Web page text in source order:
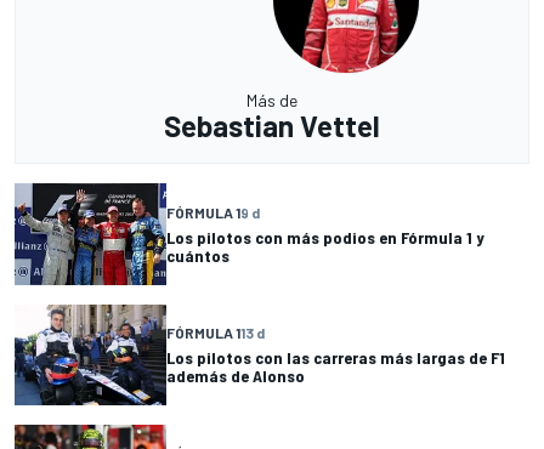
Más de
Sebastian Vettel
FÓRMULA 19 d
Los pilotos con más podios en Fórmula 1 y
cuántos
FÓRMULA 113 d
Los pilotos con las carreras más largas de F1
además de Alonso